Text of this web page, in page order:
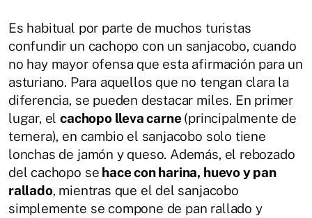
Es habitual por parte de muchos turistas
confundir un cachopo con un sanjacobo, cuando
no hay mayor ofensa que esta afirmación para un
asturiano. Para aquellos que no tengan clara la
diferencia, se pueden destacar miles. En primer
lugar, elcachopo lleva carne(principalmente de
ternera), en cambio el sanjacobo solo tiene
lonchas de jamón y queso. Además, el rebozado
del cachopo se hace con harina, huevo y pan
rallado, mientras que el del sanjacobo
simplemente se compone de pan rallado y